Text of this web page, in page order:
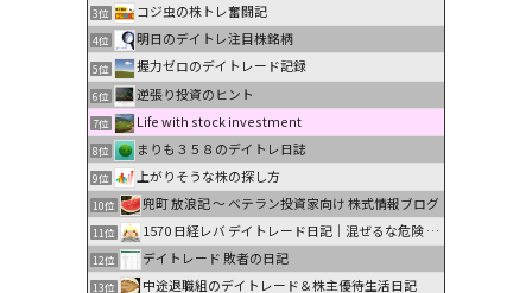
3位 コジ虫の株トレ奮闘記
4位 明日のデイトレ注目株銘柄
5位 握力ゼロのデイトレード記録
6位 逆張り投資のヒント
7位 Life with stock investment
8位 まりも３５８のデイトレ日誌
9位 上がりそうな株の探し方
10位 兜町 放浪記 〜 ベテラン投資家向け 株式情報ブログ
11位 1570 日経レバ デイトレード日記｜混ぜるな危険 …
12位 デイトレード 敗者の日記
13位 中途退職組のデイトレード＆株主優待生活日記